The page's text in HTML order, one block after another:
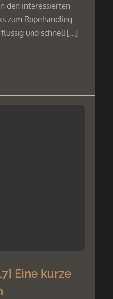
den interessierten
zum Ropehandling
und schnell […]
Eine kurze